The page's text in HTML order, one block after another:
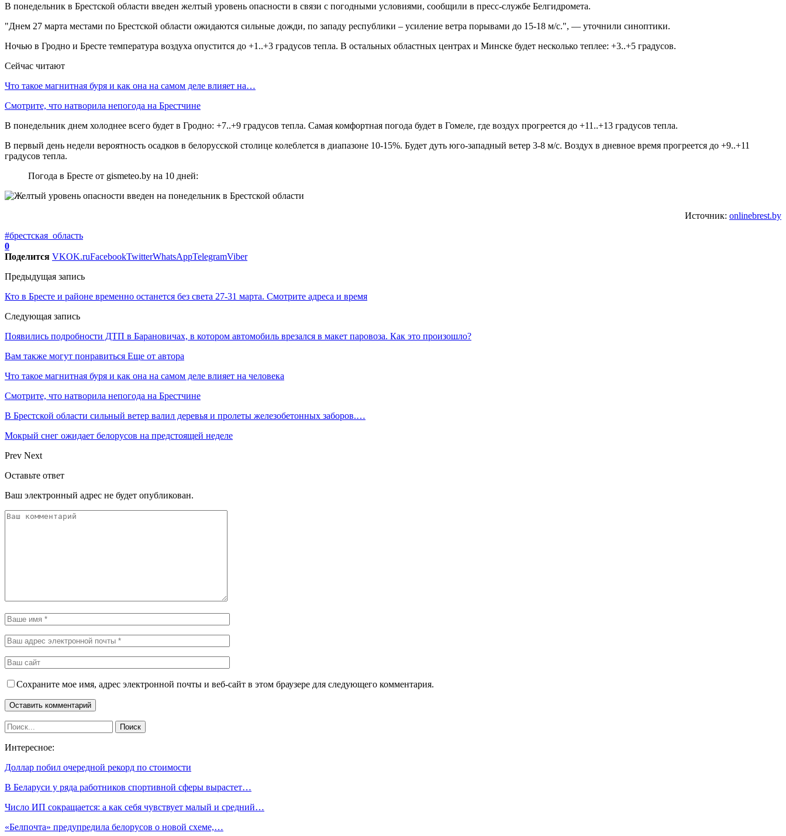
В понедельник в Брестской области введен желтый уровень опасности в связи с погодными условиями, сообщили в пресс-службе Белгидромета.
"Днем 27 марта местами по Брестской области ожидаются сильные дожди, по западу республики – усиление ветра порывами до 15-18 м/с.", — уточнили синоптики.
Ночью в Гродно и Бресте температура воздуха опустится до +1..+3 градусов тепла. В остальных областных центрах и Минске будет несколько теплее: +3..+5 градусов.
Сейчас читают
Что такое магнитная буря и как она на самом деле влияет на…
Смотрите, что натворила непогода на Брестчине
В понедельник днем холоднее всего будет в Гродно: +7..+9 градусов тепла. Самая комфортная погода будет в Гомеле, где воздух прогреется до +11..+13 градусов тепла.
В первый день недели вероятность осадков в белорусской столице колеблется в диапазоне 10-15%. Будет дуть юго-западный ветер 3-8 м/с. Воздух в дневное время прогреется до +9..+11
градусов тепла.
Погода в Бресте от gismeteo.by на 10 дней:
Источник: onlinebrest.by
#брестская_область
0
Поделится VKOK.ruFacebookTwitterWhatsAppTelegramViber
Предыдущая запись
Кто в Бресте и районе временно останется без света 27-31 марта. Смотрите адреса и время
Следующая запись
Появились подробности ДТП в Барановичах, в котором автомобиль врезался в макет паровоза. Как это произошло?
Вам также могут понравиться Еще от автора
Что такое магнитная буря и как она на самом деле влияет на человека
Смотрите, что натворила непогода на Брестчине
В Брестской области сильный ветер валил деревья и пролеты железобетонных заборов.…
Мокрый снег ожидает белорусов на предстоящей неделе
Prev Next
Оставьте ответ
Ваш электронный адрес не будет опубликован.
Сохраните мое имя, адрес электронной почты и веб-сайт в этом браузере для следующего комментария.
Интересное:
Доллар побил очередной рекорд по стоимости
В Беларуси у ряда работников спортивной сферы вырастет…
Число ИП сокращается: а как себя чувствует малый и средний…
«Белпочта» предупредила белорусов о новой схеме,…